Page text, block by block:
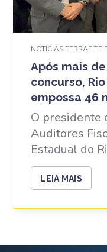
NOTÍCIAS FEBRAFITE
Após mais
concurso,
empossa 46
O presidente
Auditores
Estadual do
LEIA MAIS